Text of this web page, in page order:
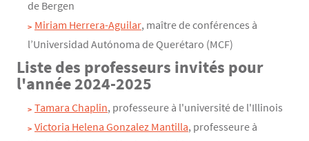
de Bergen
Miriam Herrera-Aguilar, maître de conférences à
l’Universidad Autónoma de Querétaro (MCF)
Liste des professeurs invités pour
l'année 2024-2025
Tamara Chaplin, professeure à l'université de l'Illinois
Victoria Helena Gonzalez Mantilla, professeure à